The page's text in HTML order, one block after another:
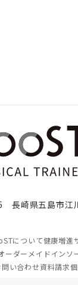
長崎県五島市江
について健康増進
ーダーメイドインソ
問い合わせ資料請求